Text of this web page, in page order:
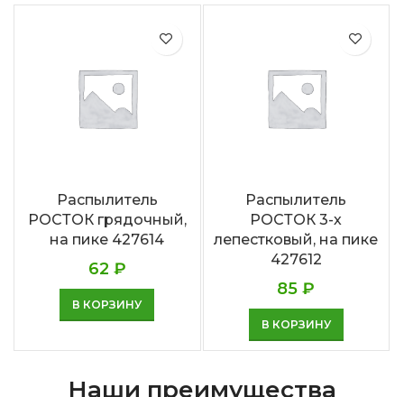
Распылитель
РОСТОК грядочный,
на пике 427614
62 ₽
В КОРЗИНУ
Распылитель
РОСТОК 3-х
лепестковый, на пике
427612
85₽
В КОРЗИНУ
Наши преимущества